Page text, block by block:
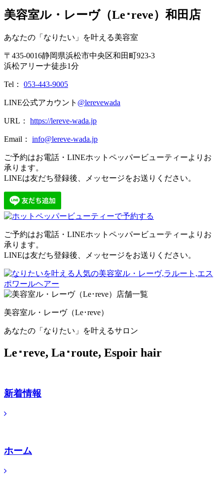
美容室ル・レーヴ（Le･reve）和田店
あなたの「なりたい」を叶える美容室
〒 435-0016静岡県浜松市中央区和田町923-3
浜松アリーナ徒歩1分
Tel： 053-443-9005
LINE公式アカウント @lerevewada
URL： https://lereve-wada.jp
Email： info@lereve-wada.jp
ご予約はお電話・LINEホットペッパービューティーよりお
承ります。
LINEは友だち登録後、メッセージをお送りください。
ご予約はお電話・LINEホットペッパービューティーよりお
承ります。
LINEは友だち登録後、メッセージをお送りください。
美容室ル・レーヴ（Le･reve）
あなたの「なりたい」を叶えるサロン
Le･reve, La･route, Espoir hair
新着情報
ホーム